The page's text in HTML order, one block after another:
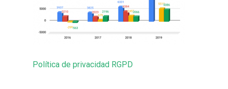
Política de privacidad RGPD